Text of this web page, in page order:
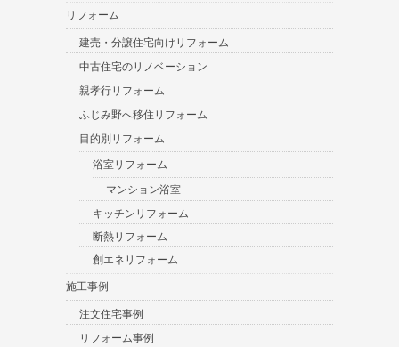
リフォーム
建売・分譲住宅向けリフォーム
中古住宅のリノベーション
親孝行リフォーム
ふじみ野へ移住リフォーム
目的別リフォーム
浴室リフォーム
マンション浴室
キッチンリフォーム
断熱リフォーム
創エネリフォーム
施工事例
注文住宅事例
リフォーム事例